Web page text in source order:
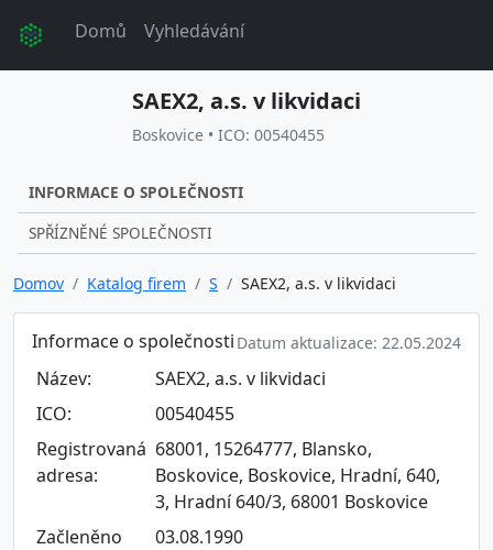
Domů Vyhledávání
SAEX2, a.s. v likvidaci
Boskovice • ICO: 00540455
INFORMACE O SPOLEČNOSTI
SPŘÍZNĚNÉ SPOLEČNOSTI
Domov Katalog firem S SAEX2, a.s. v likvidaci
Informace o společnosti Datum aktualizace: 22.05.2024
Název:
SAEX2, a.s. v likvidaci
ICO:
00540455
Registrovaná
adresa:
68001, 15264777, Blansko,
Boskovice, Boskovice, Hradní, 640,
3, Hradní 640/3, 68001 Boskovice
Začleněno
03.08.1990